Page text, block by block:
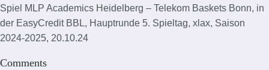
Spiel MLP Academics Heidelberg – Telekom Baskets Bonn, in
der EasyCredit BBL, Hauptrunde 5. Spieltag, xlax, Saison
2024-2025, 20.10.24
Comments